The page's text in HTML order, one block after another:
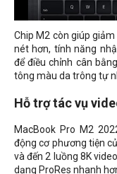
Chip M2 còn giúp
nét hơn, tính năng
để điều chỉnh cân
tông màu da trông tự
Hỗ trợ tác vụ
MacBook Pro M2
động cơ phương tiện
và đến 2 luồng 8K
dạng ProRes nhanh